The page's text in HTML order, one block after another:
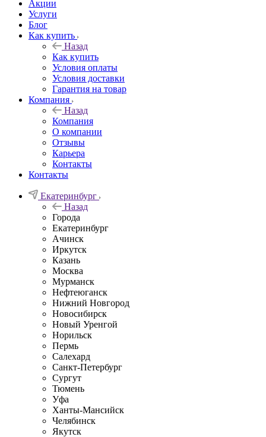
Акции
Услуги
Блог
Как купить
Назад
Как купить
Условия оплаты
Условия доставки
Гарантия на товар
Компания
Назад
Компания
О компании
Отзывы
Карьера
Контакты
Контакты
Екатеринбург
Назад
Города
Екатеринбург
Ачинск
Иркутск
Казань
Москва
Мурманск
Нефтеюганск
Нижний Новгород
Новосибирск
Новый Уренгой
Норильск
Пермь
Салехард
Санкт-Петербург
Сургут
Тюмень
Уфа
Ханты-Мансийск
Челябинск
Якутск